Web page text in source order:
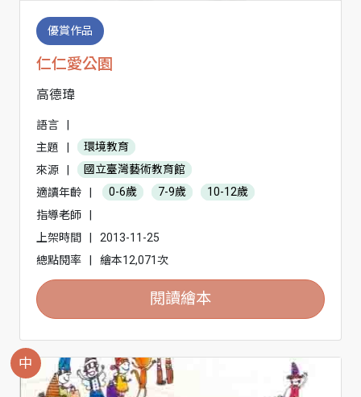
優賞作品
仁仁愛公園
高德瑋
語言
|
主題
|
環境教育
來源
|
國立臺灣藝術教育館
適讀年齡
| 0-6歲 7-9歲
10-12歲
指導老師
|
上架時間
|
2013-11-25
總點閱率
| 繪本12,071次
閱讀繪本
中